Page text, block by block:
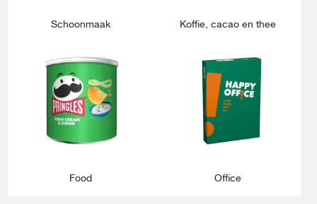
Schoonmaak Koffie, cacao en thee
Food Office